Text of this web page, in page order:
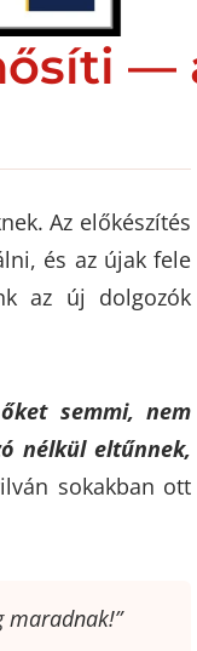
—
Az előkészítés
és az újak fele
az új dolgozók
semmi, nem
nélkül eltűnnek,
sokakban ott